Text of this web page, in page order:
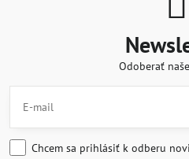
Odoberať
Chcem sa prihlásiť k odberu